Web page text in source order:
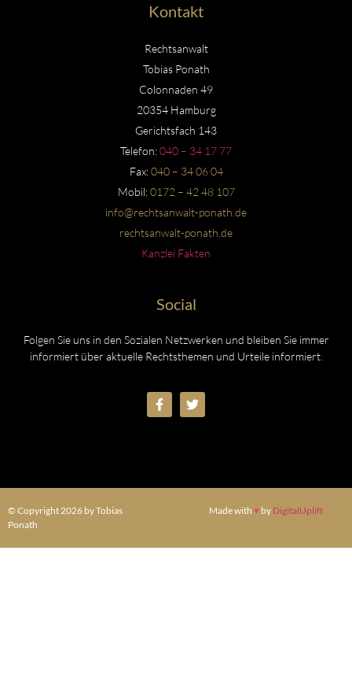
Kontakt
Rechtsanwalt
Tobias Ponath
Colonnaden 49
20354 Hamburg
Gerichtsfach 143
Telefon:040 – 34 17 77
Fax:040 – 34 06 04
Mobil:0172 – 42 48 107
info@rechtsanwalt-ponath.de
rechtsanwalt-ponath.de
Kanzlei Fakten
Social
Folgen Sie uns in den Sozialen Netzwerken und bleiben Sie immer
informiert über aktuelle Rechtsthemen und Urteile informiert.
© Copyright 2026 by Tobias
Ponath
Made with ♥ by DigitalUplift